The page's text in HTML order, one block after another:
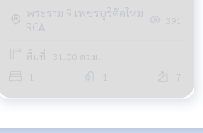
5283พระราม 9 เพชรบุรีตัดใหม่
RCA
391
พื้นที่ : 31.00 ตร.ม.
7